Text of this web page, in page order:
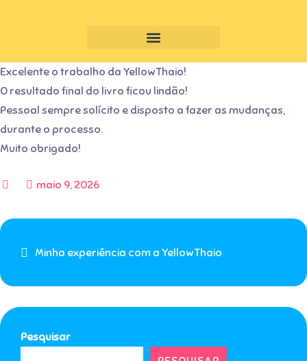
Excelente o trabalho da YellowThaio!
O resultado final do livro ficou lindão!
Pessoal sempre solícito e disposto a fazer as mudanças,
durante o processo.
Muito obrigado!
maio 9, 2026
Minha experiência com a YellowThaio
Pesquisar